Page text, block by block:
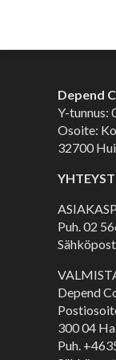
Depend
Y-tunnus:
Osoite:
32700
Puh.02
Depend
300 04
Puh.